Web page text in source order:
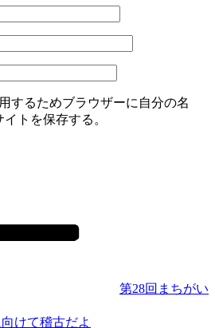
するためブラウザーに自分の名
トを保存する。
第28回まちがい
けて稽古だよ